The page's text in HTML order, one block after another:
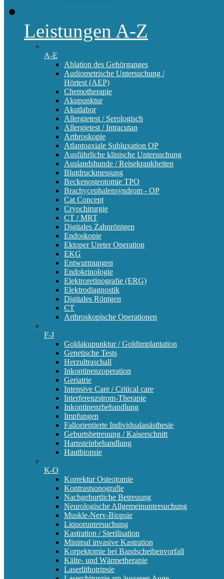
Leistungen A-Z
A-E
Ablation des Gehörganges
Audiometrische Untersuchung /
Hörtest (AEP)
Chemotherapie
Akupunktur
Akutlabor
Allergietest / Serologisch
Allergietest / Intracutan
Arthroskopie
Atlantoaxiale Subluxation OP
Ausführliche klinische Untersuchung
Auslandshunde / Reisekrankheiten
Blutdruckmessung
Beckenosteotomie TPO
Brachycephalensyndrom - OP
Cat Concept
Cryochirurgie
CT / MRT
Digitales Zahnröntgen
Endoskopie
Ektoper Ureter Operation
EKG
Entwurmungen
Endokrinologie
Elektroretinografie (ERG)
Elektrodiagnostik
Digitales Röntgen
CT
Arthroskopische Operationen
F-J
Goldakupunktur / Goldimplantation
Genetische Tests
Herzultraschall
Inkontinenzoperation
Geriatrie
Intensive Care / Critical care
Interferenzstrom-Therapie
Inkontinenzbehandlung
Impfungen
Fallorientierte Individualanästhesie
Geburtsbetreuung / Kaiserschnitt
Harnsteinbehandlung
Hautbiopsie
K-O
Korrektur Osteotomie
Kontrastsonografie
Nachgeburtliche Betreuung
Neurologische Allgemeinuntersuchung
Muskle-Nerv-Biopsie
Liquoruntersuchung
Kastration / Sterilisation
Minimal invasive Kastration
Korpektomie bei Bandscheibenvorfall
Kälte- und Wärmetherapie
Laserlithotripsie